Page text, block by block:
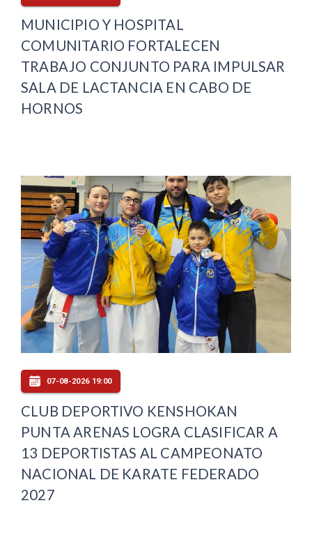
MUNICIPIO Y HOSPITAL
COMUNITARIO FORTALECEN
TRABAJO CONJUNTO PARA IMPULSAR
SALA DE LACTANCIA EN CABO DE
HORNOS
07-08-2026 19:00
CLUB DEPORTIVO KENSHOKAN
PUNTA ARENAS LOGRA CLASIFICAR A
13 DEPORTISTAS AL CAMPEONATO
NACIONAL DE KARATE FEDERADO
2027